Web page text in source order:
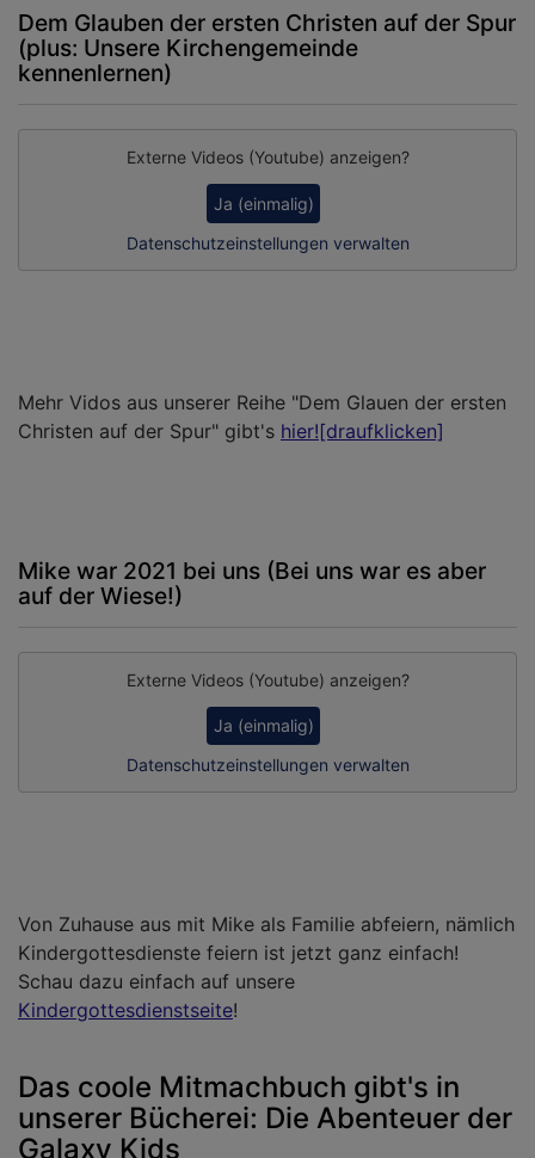
Dem Glauben der ersten Christen auf der Spur
(plus: Unsere Kirchengemeinde
kennenlernen)
Externe Videos (Youtube) anzeigen?
Ja (einmalig)
Datenschutzeinstellungen verwalten
Mehr Vidos aus unserer Reihe "Dem Glauen der ersten
Christen auf der Spur" gibt's hier![draufklicken]
Mike war 2021 bei uns (Bei uns war es aber
auf der Wiese!)
Externe Videos (Youtube) anzeigen?
Ja (einmalig)
Datenschutzeinstellungen verwalten
Von Zuhause aus mit Mike als Familie abfeiern, nämlich
Kindergottesdienste feiern ist jetzt ganz einfach!
Schau dazu einfach auf unsere
Kindergottesdienstseite!
Das coole Mitmachbuch gibt's in
unserer Bücherei: Die Abenteuer der
Galaxy Kids